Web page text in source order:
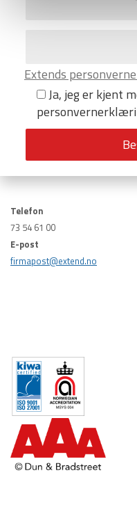
Extends
Ja, jeg er kjent
Telefon
73 54 61 00
E-post
firmapost@extend.no